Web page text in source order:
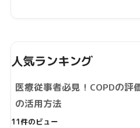
人気ランキング
医療従事者必見！COPDの評
の活用方法
11件のビュー